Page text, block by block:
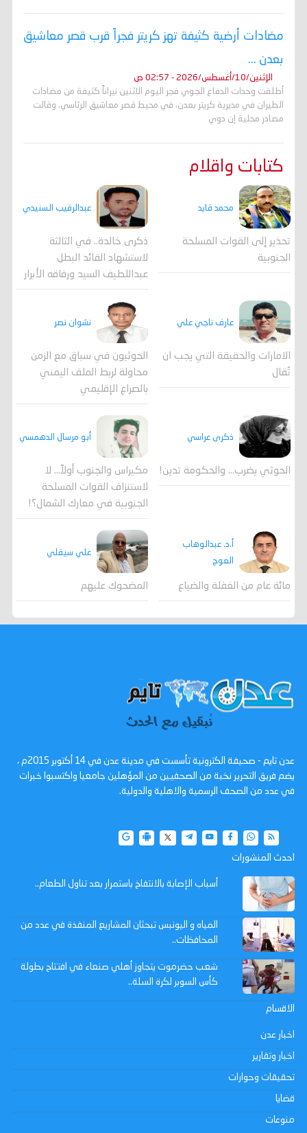
مضادات أرضية كثيفة تهز كريتر فجراً قرب قصر معاشيق
بعدن ...
الإثنين/10/أغسطس/2026 - 02:57 ص
أطلقت وحدات الدفاع الجوي فجر اليوم الاثنين نيراناً كثيفة من مضادات
الطيران في مديرية كريتر بعدن، في محيط قصر معاشيق الرئاسي. وقالت
مصادر محلية إن دوي
كتابات واقلام
محمد قايد
تحذير إلى القوات المسلحة
الجنوبية
عبدالرقيب السنيدي
ذكرى خالدة.. في الثالثة
لاستشهاد القائد البطل
عبداللطيف السيد ورفاقه الأبرار
عارف ناجي علي
الامارات والحقيقة التي يجب ان
تُقال
نشوان نصر
الحوثيون في سباق مع الزمن
محاولة لربط الملف اليمني
بالصراع الإقليمي
ذكرى عراسي
الحوثي يضرب… والحكومة تدين!
أبو مرسال الدهمسي
مكيراس والجنوب أولاً... لا
لاستنزاف القوات المسلحة
الجنوبية في معارك الشمال؟!
أ.د. عبدالوهاب
العوج
مائة عام من الغفلة والضياع
علي سيقلي
المضحوك عليهم
عدن تايم - صحيفة الكترونية تأسست في مدينة عدن في 14 أكتوبر 2015م ،
يضم فريق التحرير نخبة من الصحفيين من المؤهلين جامعيا واكتسبوا خبرات
في عدد من الصحف الرسمية والاهلية والدولية.
احدث المنشورات
أسباب الإصابة بالانتفاخ باستمرار بعد تناول الطعام..
المياه و اليونبس تبحثان المشاريع المنفذة في عدد من
المحافظات..
شعب حضرموت يتجاوز أهلي صنعاء في افتتاح بطولة
كأس السوبر لكرة السلة..
الاقسام
اخبار عدن
اخبار وتقارير
تحقيقات وحوارات
قضايا
منوعات